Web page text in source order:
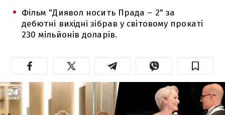
Фільм "Диявол носить Прада – 2" за
дебютні вихідні зібрав у світовому прокаті
230 мільйонів доларів.